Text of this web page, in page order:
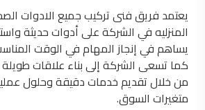
يعتمد فريق فنى تركيب جميع الادوات
المنزليه في الشركة على أدوات حديثة
يساهم في إنجاز المهام في الوقت المناسب
كما تسعى الشركة إلى بناء علاقات طويلة
من خلال تقديم خدمات دقيقة وحلول
متغيرات السوق.